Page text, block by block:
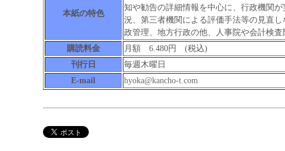
本紙の特色
知や勧告の詳細情報を中心に、行政機関
況、第三者機関による評価手法等の見直
政管理、地方行政の他、人事院や会計検査
購読料金
月額 6.480円 (税込)
刊行日
毎週木曜日
E-mail
hyoka@kancho-t.com